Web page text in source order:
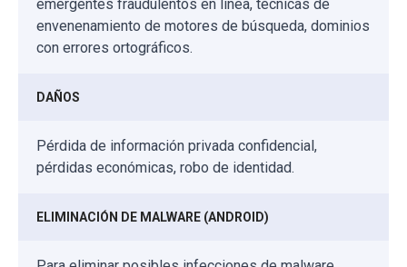
emergentes fraudulentos en línea, técnicas de
envenenamiento de motores de búsqueda, dominios
con errores ortográficos.
DAÑOS
Pérdida de información privada confidencial,
pérdidas económicas, robo de identidad.
ELIMINACIÓN DE MALWARE (ANDROID)